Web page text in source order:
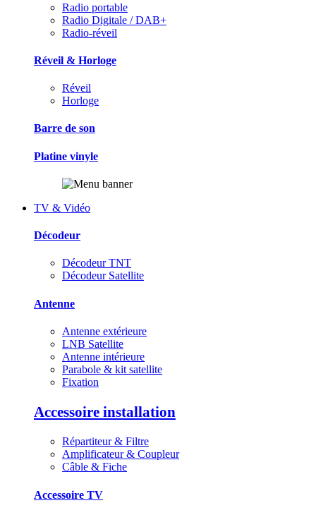
Radio portable
Radio Digitale / DAB+
Radio-réveil
Réveil & Horloge
Réveil
Horloge
Barre de son
Platine vinyle
TV & Vidéo
Décodeur
Décodeur TNT
Décodeur Satellite
Antenne
Antenne extérieure
LNB Satellite
Antenne intérieure
Parabole & kit satellite
Fixation
Accessoire installation
Répartiteur & Filtre
Amplificateur & Coupleur
Câble & Fiche
Accessoire TV